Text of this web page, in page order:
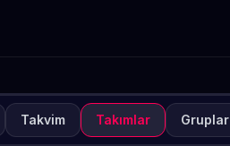
TURNUVA KAPALI
Takvim Takımlar Gruplar